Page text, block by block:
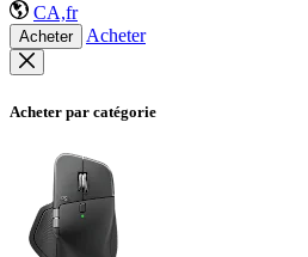
CA,fr
Acheter Acheter
Acheter par catégorie